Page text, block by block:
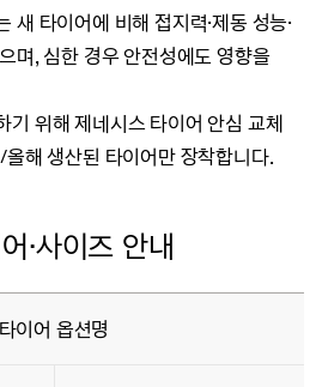
새 타이어에 비해 접지력·제동 성능·
며, 심한 경우 안전성에도 영향을
기 위해 제네시스 타이어 안심 교체
해 생산된 타이어만 장착합니다.
·사이즈 안내
타이어 옵션명